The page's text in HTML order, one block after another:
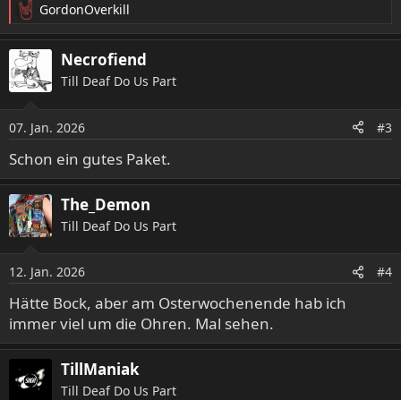
R
e
a
k
t
n
e
n
:
GordonOverkill
Necrofiend
Till Deaf Do Us Part
07. Jan. 2026 #3
Schon ein gutes Paket.
The_Demon
Till Deaf Do Us Part
12. Jan. 2026 #4
Hätte Bock, aber am Osterwochenende hab ich
immer viel um die Ohren. Mal sehen.
TillManiak
Till Deaf Do Us Part